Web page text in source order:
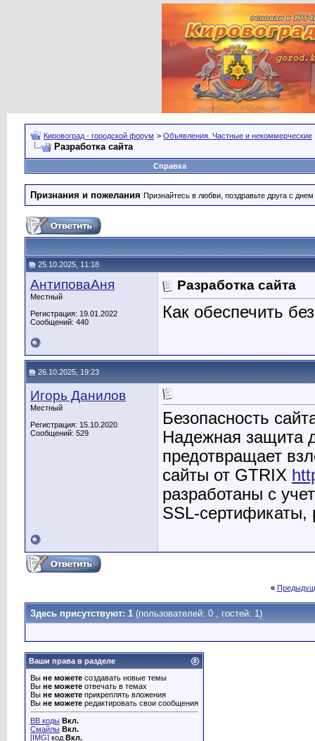
Кировоград - городской форум > Объявления. Частные и некоммерческие
Разработка сайта
Справка
Признания и пожелания Признайтесь в любви, поздравьте друга с
25.10.2025, 11:18
АнтиповаАня
Местный
Регистрация: 19.01.2022
Сообщений: 440
Разработка сайта
Как обеспечить
26.10.2025, 19:23
Игорь Данилов
Местный
Регистрация: 15.10.2020
Сообщений: 529
Безопасность
Надежная защита
предотвращает
сайты от GTRIX
разработаны с
SSL-сертификаты,
«
Здесь присутствуют: 1 (пользователей: 0 , гостей: 1)
Ваши права в разделе
Вы не можете создавать новые темы
Вы не можете отвечать в темах
Вы не можете прикреплять вложения
Вы не можете редактировать свои сообщения
BB коды Вкл.
Смайлы Вкл.
[IMG] код Вкл.